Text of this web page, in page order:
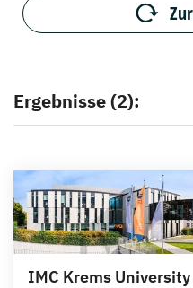
Ergebnisse (2):
IMC Krems